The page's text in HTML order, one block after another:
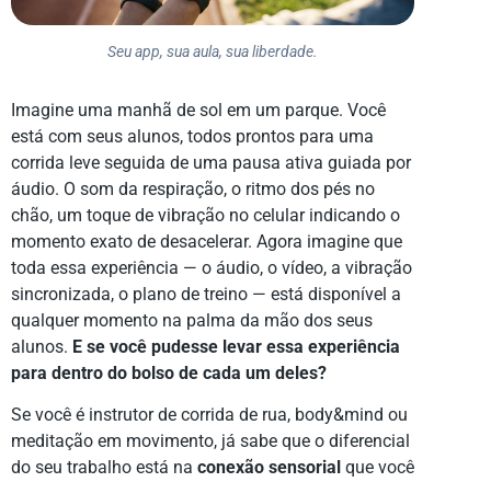
Seu app, sua aula, sua liberdade.
Imagine uma manhã de sol em um parque. Você
está com seus alunos, todos prontos para uma
corrida leve seguida de uma pausa ativa guiada por
áudio. O som da respiração, o ritmo dos pés no
chão, um toque de vibração no celular indicando o
momento exato de desacelerar. Agora imagine que
toda essa experiência — o áudio, o vídeo, a vibração
sincronizada, o plano de treino — está disponível a
qualquer momento na palma da mão dos seus
alunos. E se você pudesse levar essa experiência
para dentro do bolso de cada um deles?
Se você é instrutor de corrida de rua, body&mind ou
meditação em movimento, já sabe que o diferencial
do seu trabalho está na conexão sensorial que você